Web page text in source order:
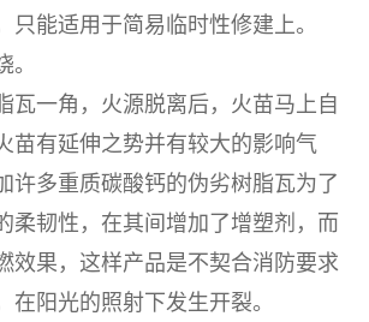
只能适用于简易临时性修建上。
一角，火源脱离后，火苗马上自
苗有延伸之势并有较大的影响气
许多重质碳酸钙的伪劣树脂瓦为了
柔韧性，在其间增加了增塑剂，而
效果，这样产品是不契合消防要求
在阳光的照射下发生开裂。